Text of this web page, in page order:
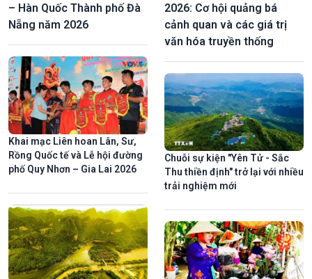
– Hàn Quốc Thành phố Đà
Nẵng năm 2026
Khai mạc Liên hoan Lân, Sư,
Rồng Quốc tế và Lễ hội đường
phố Quy Nhơn – Gia Lai 2026
2026: Cơ hội quảng bá
cảnh quan và các giá trị
văn hóa truyền thống
Chuỗi sự kiện "Yên Tử - Sắc
Thu thiền định" trở lại với nhiều
trải nghiệm mới